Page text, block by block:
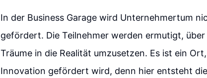
In der Business Garage wird Unternehmertum
gefördert. Die Teilnehmer werden ermutigt,
Träume in die Realität umzusetzen. Es ist ein
Innovation gefördert wird, denn hier entsteht